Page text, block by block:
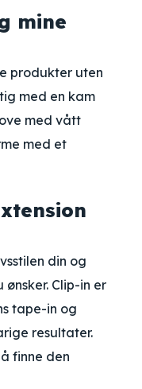
mine
produkter uten
med en kam
med vått
med et
din og
Clip-in er
tape-in og
resultater.
finne den